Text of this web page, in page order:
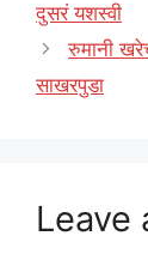
दुसरं यशस्वी
रुमानी
साखरपुडा
Leave